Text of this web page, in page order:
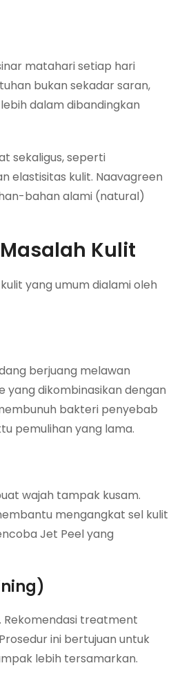
matahari setiap hari
bukan sekadar saran,
dalam dibandingkan
sekaligus, seperti
elastisitas kulit. Naavagreen
bahan alami (natural)
Kulit
yang umum dialami oleh
berjuang melawan
dikombinasikan dengan
bakteri penyebab
pemulihan yang lama.
wajah tampak kusam.
mengangkat sel kulit
Jet Peel yang
Rekomendasi treatment
ini bertujuan untuk
lebih tersamarkan.